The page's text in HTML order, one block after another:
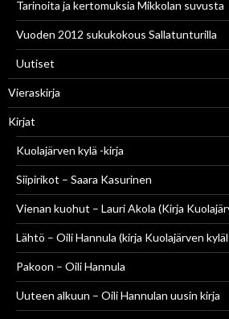
Tarinoita ja kertomuksia Mikkolan suvusta
Vuoden 2012 sukukokous Sallatunturilla
Uutiset
Vieraskirja
Kirjat
Kuolajärven kylä -kirja
Siipirikot – Saara Kasurinen
Vienan kuohut – Lauri Akola (Kirja
Lähtö – Oili Hannula (kirja Kuolajärven
Pakoon – Oili Hannula
Uuteen alkuun – Oili Hannulan uusin kirja